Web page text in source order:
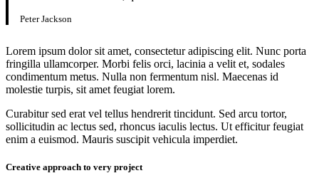
Peter Jackson
Lorem ipsum dolor sit amet, consectetur adipiscing elit. Nunc porta
fringilla ullamcorper. Morbi felis orci, lacinia a velit et, sodales
condimentum metus. Nulla non fermentum nisl. Maecenas id
molestie turpis, sit amet feugiat lorem.
Curabitur sed erat vel tellus hendrerit tincidunt. Sed arcu tortor,
sollicitudin ac lectus sed, rhoncus iaculis lectus. Ut efficitur feugiat
enim a euismod. Mauris suscipit vehicula imperdiet.
Creative approach to very project